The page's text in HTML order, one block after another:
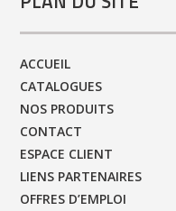
ACCUEIL
CATALOGUES
NOS PRODUITS
CONTACT
ESPACE CLIENT
LIENS PARTENAIRES
OFFRES D’EMPLOI